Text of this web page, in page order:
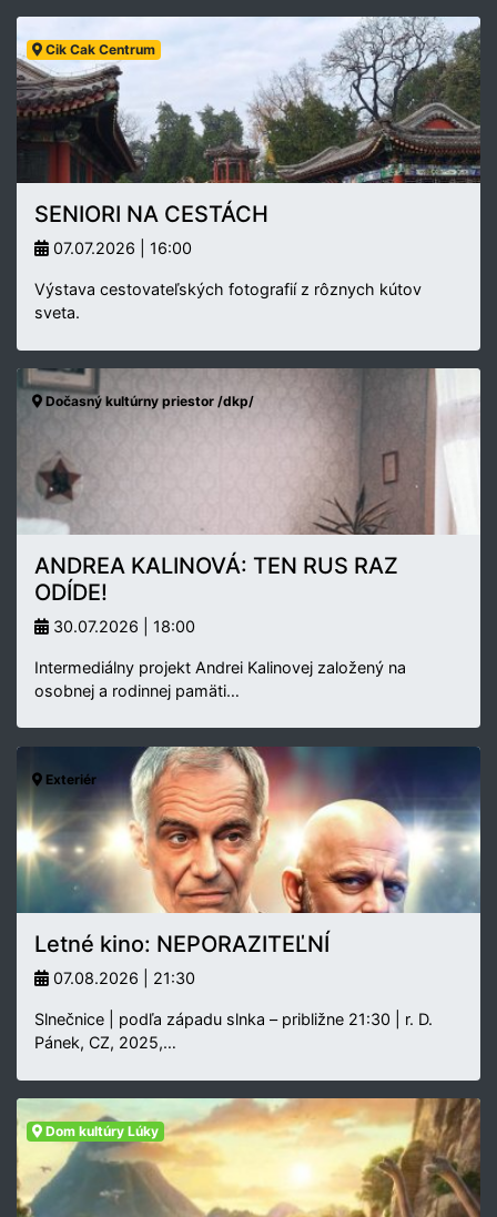
Cik Cak Centrum
SENIORI NA CESTÁCH
07.07.2026 | 16:00
Výstava cestovateľských fotografií z rôznych kútov
sveta.
Dočasný kultúrny priestor /dkp/
ANDREA KALINOVÁ: TEN RUS RAZ
ODÍDE!
30.07.2026 | 18:00
Intermediálny projekt Andrei Kalinovej založený na
osobnej a rodinnej pamäti…
Exteriér
Letné kino: NEPORAZITEĽNÍ
07.08.2026 | 21:30
Slnečnice | podľa západu slnka – približne 21:30 | r. D.
Pánek, CZ, 2025,…
Dom kultúry Lúky